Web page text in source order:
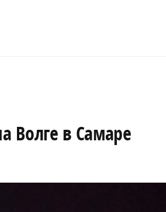
Волге в Самаре